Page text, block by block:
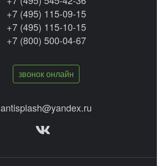
+7 (495) 115-09-15
+7 (495) 115-10-15
+7 (800) 500-04-67
звонок онлайн
antisplash@yandex.ru